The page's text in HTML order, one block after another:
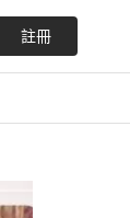
註冊